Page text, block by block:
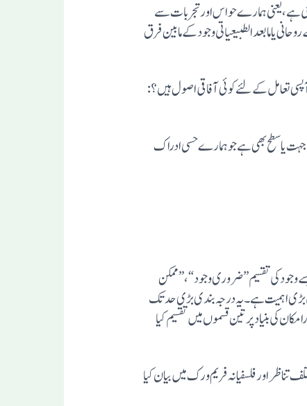
ہے، یعنی ہمارے حواس اورتجربات سے
یا مابعدالطبیعیاتی وجود کے مابین فرق
تعامل کے لئے کوئی آفاقی اصول ہیں؟:
یا سطح بھی ہے جو ہمارے حسی ادراک
وجودکی تقسیم ”ضروری وجود“،”ممکن
بڑی اہمیت ہے۔ یہ درجہ بندی بڑی حد تک
کی بنیاد پرتین قسموں میں تقسیم کیا
اور فلسفیانہ فریم ورک میں بیان کیا